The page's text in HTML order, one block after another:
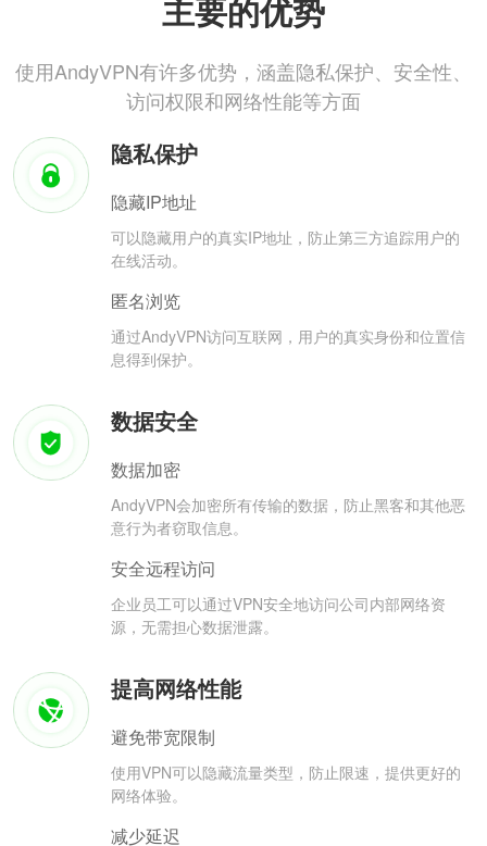
主要的优势
使用AndyVPN有许多优势，涵盖隐私保护、安全性、
访问权限和网络性能等方面
隐私保护
隐藏IP地址
可以隐藏用户的真实IP地址，防止第三方追踪用户的
在线活动。
匿名浏览
通过AndyVPN访问互联网，用户的真实身份和位置信
息得到保护。
数据安全
数据加密
AndyVPN会加密所有传输的数据，防止黑客和其他恶
意行为者窃取信息。
安全远程访问
企业员工可以通过VPN安全地访问公司内部网络资
源，无需担心数据泄露。
提高网络性能
避免带宽限制
使用VPN可以隐藏流量类型，防止限速，提供更好的
网络体验。
减少延迟